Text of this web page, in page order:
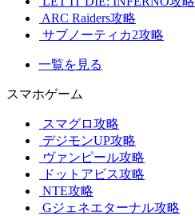
ARC Raiders攻略
サブノーティカ2攻略
一覧を見る
スマホゲーム
スマグロ攻略
デジモンUP攻略
ヴァンピール攻略
ドットアビス攻略
NTE攻略
Gジェネエターナル攻略